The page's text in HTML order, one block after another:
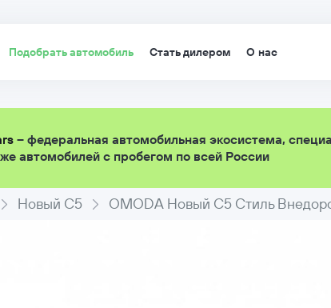
Подобрать автомобиль Стать дилером О нас
– федеральная автомобильная экосистема,
автомобилей с пробегом по всей России
Новый C5 OMODA Новый C5 Стиль